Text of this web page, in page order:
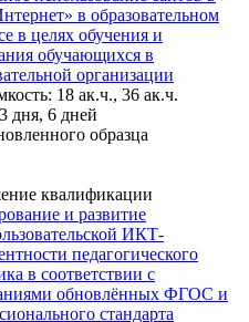
в образовательном
в целях обучения и
обучающихся в
организации
18 ак.ч., 36 ак.ч.
дня, 6 дней
образца
квалификации
и развитие
ИКТ-
педагогического
в соответствии с
обновлённых ФГОС и
стандарта